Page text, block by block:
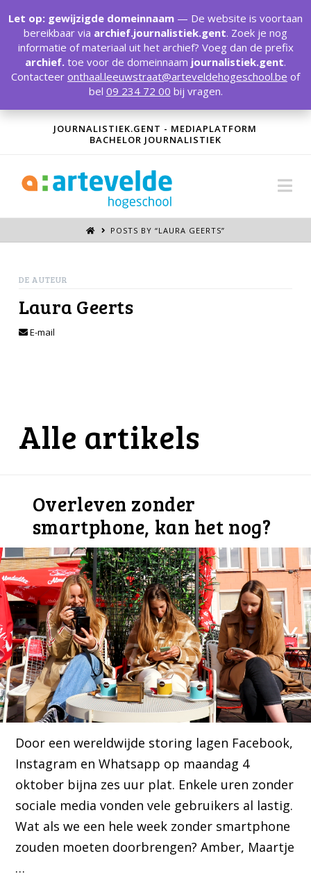
JOURNALISTIEK.GENT - MEDIAPLATFORM
BACHELOR JOURNALISTIEK
POSTS BY “LAURA GEERTS”
DE AUTEUR
Laura Geerts
E-mail
Alle artikels
Overleven zonder
smartphone, kan het nog?
Door een wereldwijde storing lagen Facebook,
Instagram en Whatsapp op maandag 4
oktober bijna zes uur plat. Enkele uren zonder
sociale media vonden vele gebruikers al lastig.
Wat als we een hele week zonder smartphone
zouden moeten doorbrengen? Amber, Maartje
…
Let op: gewijzigde domeinnaam — De website is voortaan
bereikbaar via archief.journalistiek.gent. Zoek je nog
informatie of materiaal uit het archief? Voeg dan de prefix
archief. toe voor de domeinnaam journalistiek.gent.
Contacteer onthaal.leeuwstraat@arteveldehogeschool.be of
bel 09 234 72 00 bij vragen.